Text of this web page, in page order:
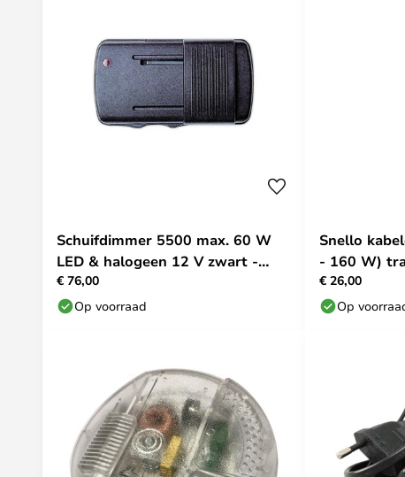
Schuifdimmer 5500 max. 60 W
LED & halogeen 12 V zwart -
Relco
€ 76,00
Op voorraad
Snello
- 160 W)
€ 26,00
Op